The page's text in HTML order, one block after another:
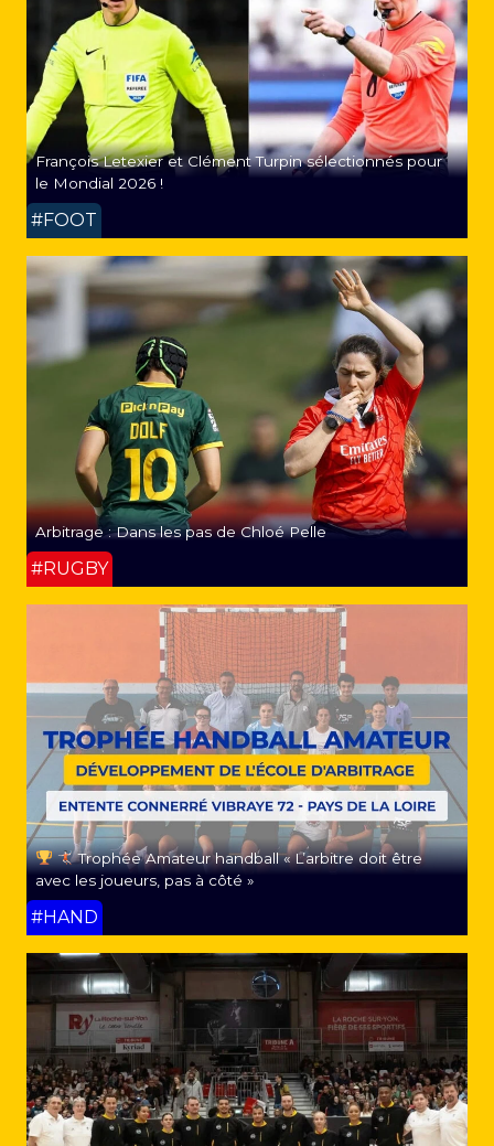
François Letexier et Clément Turpin sélectionnés pour
le Mondial 2026 !
#FOOT
Arbitrage : Dans les pas de Chloé Pelle
#RUGBY
Trophée Amateur handball « L’arbitre doit être
avec les joueurs, pas à côté »
#HAND